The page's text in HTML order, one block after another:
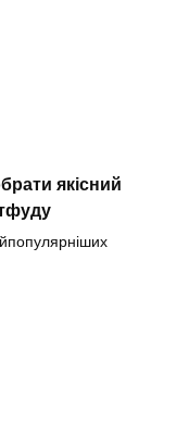
якісний